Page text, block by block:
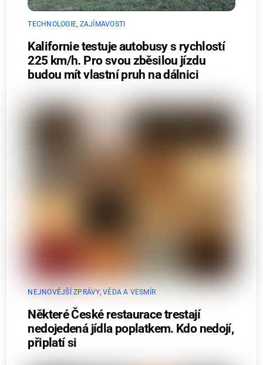
TECHNOLOGIE ZAJÍMAVOSTI
Kalifornie testuje autobusy s rychlostí
225 km/h. Pro svou zběsilou jízdu
budou mít vlastní pruh na dálnici
NEJNOVĚJŠÍ ZPRÁVY,VĚDA A VESMÍR
Některé České restaurace trestají
nedojedená jídla poplatkem. Kdo nedojí,
připlatí si